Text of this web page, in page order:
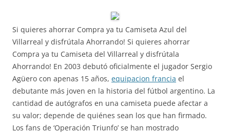
Si quieres ahorrar Compra ya tu Camiseta Azul del
Villarreal y disfrútala Ahorrando! Si quieres ahorrar
Compra ya tu Camiseta del Villarreal y disfrútala
Ahorrando! En 2003 debutó oficialmente el jugador Sergio
Agüero con apenas 15 años, equipacion francia el
debutante más joven en la historia del fútbol argentino. La
cantidad de autógrafos en una camiseta puede afectar a
su valor; depende de quiénes sean los que han firmado.
Los fans de ‘Operación Triunfo’ se han mostrado